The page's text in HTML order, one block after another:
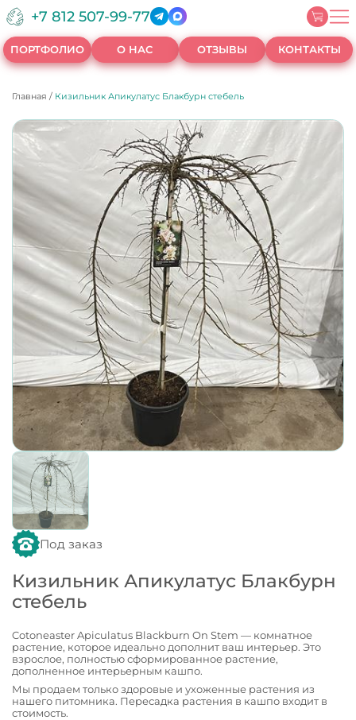
+7 812 507-99-77
ПОРТФОЛИО О НАС ОТЗЫВЫ КОНТАКТЫ
Главная / Кизильник Апикулатус Блакбурн стебель
Под заказ
Кизильник Апикулатус Блакбурн
стебель
Cotoneaster Apiculatus Blackburn On Stem — комнатное
растение, которое идеально дополнит ваш интерьер. Это
взрослое, полностью сформированное растение,
дополненное интерьерным кашпо.
Мы продаем только здоровые и ухоженные растения из
нашего питомника. Пересадка растения в кашпо входит в
стоимость.